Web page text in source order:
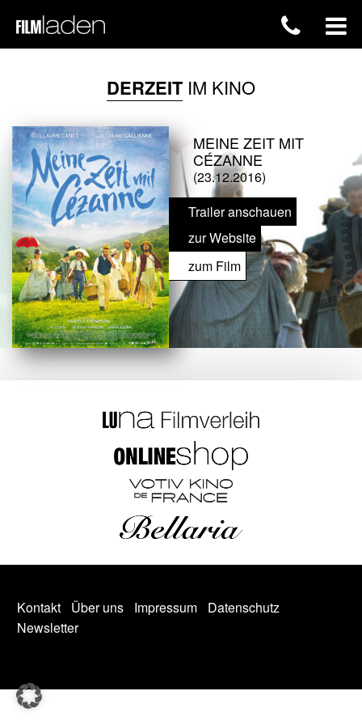
DERZEITIM KINO
MEINE ZEIT MIT
CÉZANNE
(23.12.2016)
Trailer anschauen
zur Website
zum Film
Kontakt Über uns Impressum
Datenschutz
Newsletter